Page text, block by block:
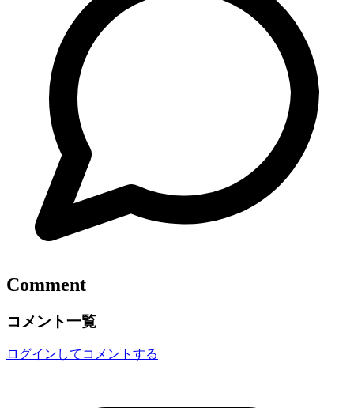
Comment
コメント一覧
ログインしてコメントする